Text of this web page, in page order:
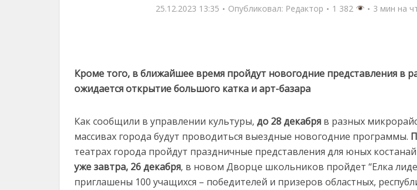
25.12.2023 13:35 Опубликовал: Редактор 1 382 3 мин на
Кроме того, в ближайшее время пройдут новогодние представления в
ожидается открытие большого катка и арт-базара
Как сообщили в управлении культуры, до 28 декабря в разных
массивах города будут проводиться выездные новогодние программы.
театрах города пройдут праздничные представления для юных
уже завтра, 26 декабря, в новом Дворце школьников пройдет “Елка
приглашены 100 учащихся – победителей и призеров областных,